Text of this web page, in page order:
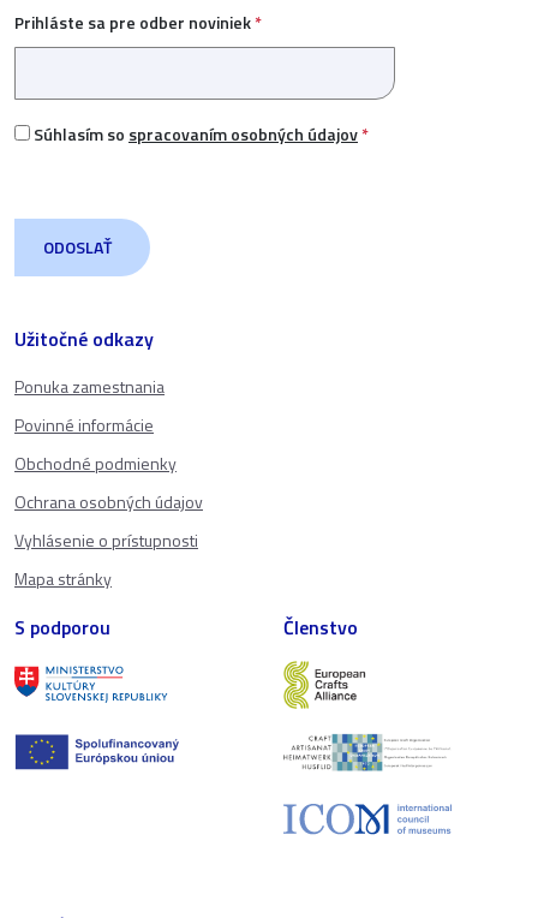
Užitočné odkazy
Ponuka zamestnania
Povinné informácie
Obchodné podmienky
Ochrana osobných údajov
Vyhlásenie o prístupnosti
Mapa stránky
Prihláste sa pre odber noviniek*
Súhlasím so spracovaním osobných údajov*
S podporou Členstvo